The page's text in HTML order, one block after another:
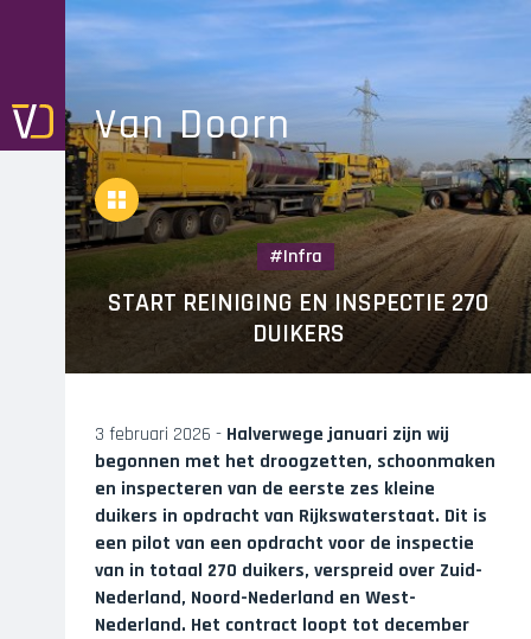
Van Doorn
Infra
START REINIGING EN INSPECTIE 270
DUIKERS
Overview
3 februari 2026 - Halverwege januari zijn wij
begonnen met het droogzetten, schoonmaken
en inspecteren van de eerste zes kleine
duikers in opdracht van Rijkswaterstaat. Dit is
een pilot van een opdracht voor de inspectie
van in totaal 270 duikers, verspreid over Zuid-
Nederland, Noord-Nederland en West-
Nederland. Het contract loopt tot december